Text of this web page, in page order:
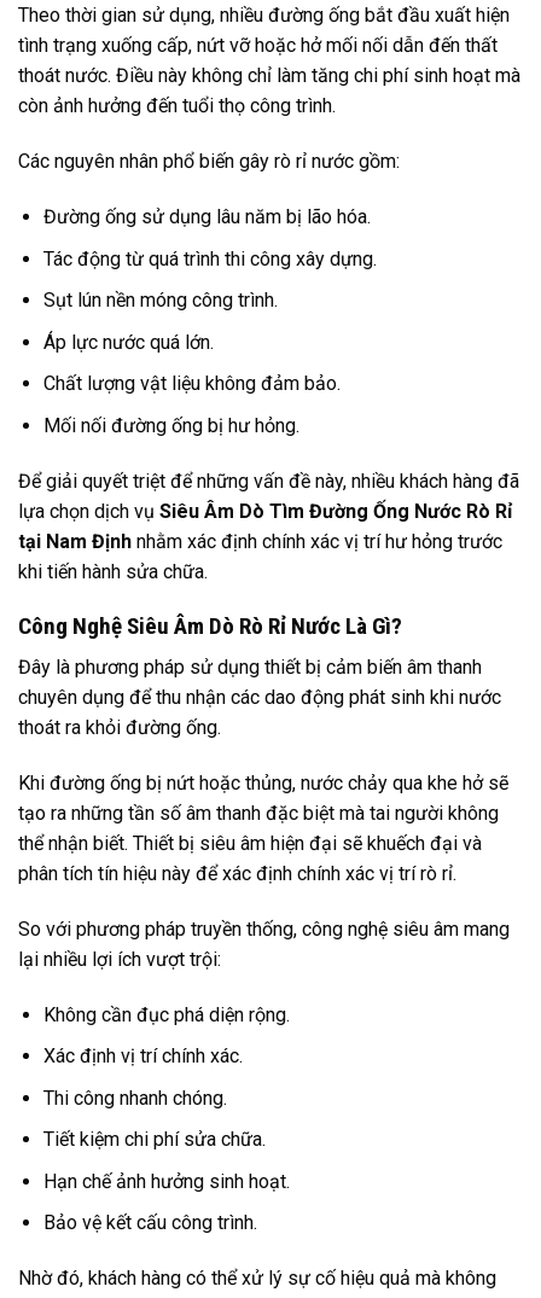
Theo thời gian sử dụng, nhiều đường ống bắt đầu xuất hiện
tình trạng xuống cấp, nứt vỡ hoặc hở mối nối dẫn đến thất
thoát nước. Điều này không chỉ làm tăng chi phí sinh hoạt mà
còn ảnh hưởng đến tuổi thọ công trình.
Các nguyên nhân phổ biến gây rò rỉ nước gồm:
Đường ống sử dụng lâu năm bị lão hóa.
Tác động từ quá trình thi công xây dựng.
Sụt lún nền móng công trình.
Áp lực nước quá lớn.
Chất lượng vật liệu không đảm bảo.
Mối nối đường ống bị hư hỏng.
Để giải quyết triệt để những vấn đề này, nhiều khách hàng đã
lựa chọn dịch vụ Siêu Âm Dò Tìm Đường Ống Nước Rò Rỉ
tại Nam Định nhằm xác định chính xác vị trí hư hỏng trước
khi tiến hành sửa chữa.
Công Nghệ Siêu Âm Dò Rò Rỉ Nước Là Gì?
Đây là phương pháp sử dụng thiết bị cảm biến âm thanh
chuyên dụng để thu nhận các dao động phát sinh khi nước
thoát ra khỏi đường ống.
Khi đường ống bị nứt hoặc thủng, nước chảy qua khe hở sẽ
tạo ra những tần số âm thanh đặc biệt mà tai người không
thể nhận biết. Thiết bị siêu âm hiện đại sẽ khuếch đại và
phân tích tín hiệu này để xác định chính xác vị trí rò rỉ.
So với phương pháp truyền thống, công nghệ siêu âm mang
lại nhiều lợi ích vượt trội:
Không cần đục phá diện rộng.
Xác định vị trí chính xác.
Thi công nhanh chóng.
Tiết kiệm chi phí sửa chữa.
Hạn chế ảnh hưởng sinh hoạt.
Bảo vệ kết cấu công trình.
Nhờ đó, khách hàng có thể xử lý sự cố hiệu quả mà không